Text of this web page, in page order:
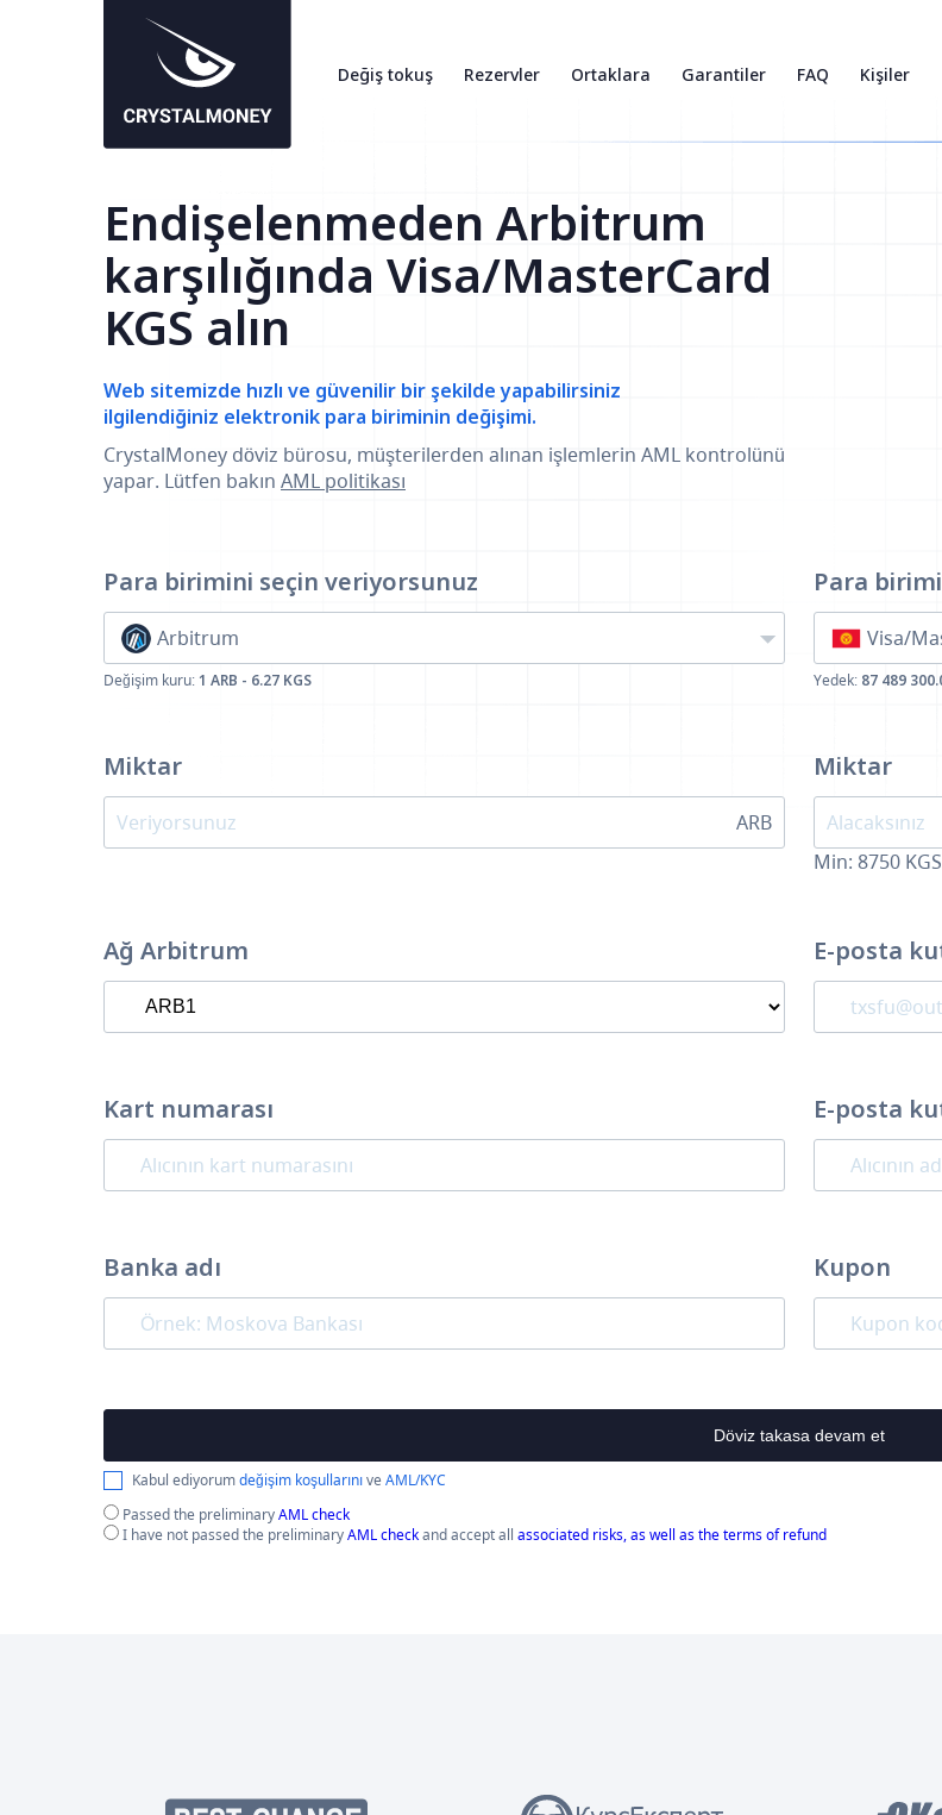
Değiş tokuş Rezervler Ortaklara Garantiler FAQ Kişiler
Endişelenmeden Arbitrum
karşılığında Visa/MasterCard
KGS alın
Web sitemizde hızlı ve güvenilir bir şekilde yapabilirsiniz
ilgilendiğiniz elektronik para biriminin değişimi.
CrystalMoney döviz bürosu, müşterilerden alınan işlemlerin AML kontrolünü
yapar. Lütfen bakın AML politikası
Para birimini seçin veriyorsunuz
Arbitrum
Değişim kuru: 1 ARB - 6.27 KGS
Miktar
ARB
Para
Visa/
Yedek: 87 489
Miktar
Min: 8750 KGS
Ağ Arbitrum E-posta
Kart numarası E-posta
Banka adı Kupon
Döviz takasa devam et
Kabul ediyorumdeğişim koşullarınıveAML/KYC
Passed the preliminaryAML check
I have not passed the preliminaryAML checkand accept all associated risks, as well as the terms of refund